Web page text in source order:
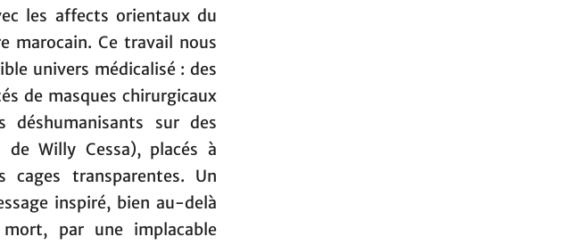
les affects orientaux du
marocain. Ce travail nous
univers médicalisé : des
de masques chirurgicaux
sur des
Willy Cessa), placés à
cages transparentes. Un
inspiré, bien au-delà
par une implacable